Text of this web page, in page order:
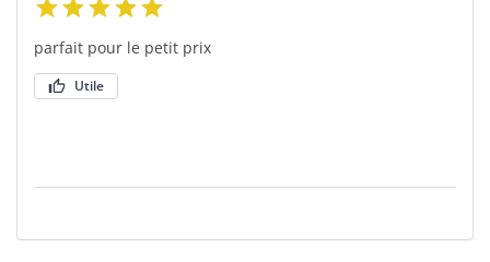
parfait pour le petit prix
Utile